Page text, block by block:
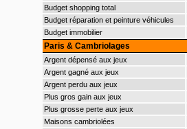
Budget shopping total
Budget réparation et peinture véhicules
Budget immobilier
Paris & Cambriolages
Argent dépensé aux jeux
Argent gagné aux jeux
Argent perdu aux jeux
Plus gros gain aux jeux
Plus grosse perte aux jeux
Maisons cambriolées